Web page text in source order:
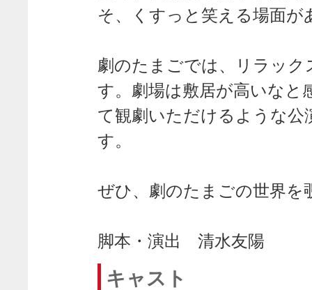
そ、くすっと笑える場面
劇のたまごでは、リラッ
す。劇場は敷居が高いなと
て観劇いただけるような
す。
ぜひ、劇のたまごの世界
脚本・演出 清水友陽
キャスト